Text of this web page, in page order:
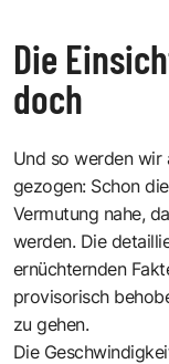
Die
doch
Und so werden wir
gezogen: Schon
Vermutung nahe,
werden. Die
ernüchternden
provisorisch
zu gehen.
Die